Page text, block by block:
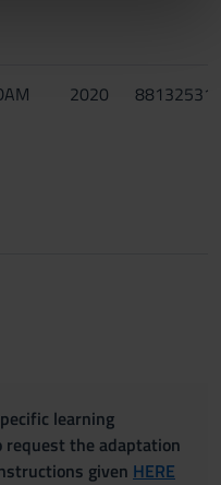
analisi dei dati web,
combinarle
2020
learning
request the adaptation
given HERE